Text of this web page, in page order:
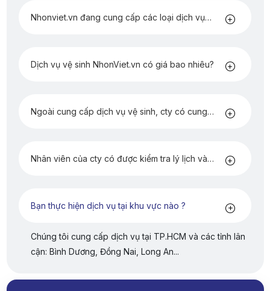
Nhonviet.vn đang cung cấp các loại dịch vụ
Dịch vụ vệ sinh NhonViet.vn có giá bao nhiêu?
Ngoài cung cấp dịch vụ vệ sinh, cty có cung
Nhân viên của cty có được kiểm tra lý lịch và
Bạn thực hiện dịch vụ tại khu vực nào ?
Chúng tôi cung cấp dịch vụ tại TP.HCM và các tỉnh lân
cận: Bình Dương, Đồng Nai, Long An...